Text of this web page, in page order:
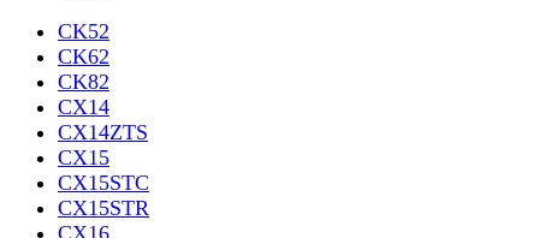
CK52
CK62
CK82
CX14
CX14ZTS
CX15
CX15STC
CX15STR
CX16